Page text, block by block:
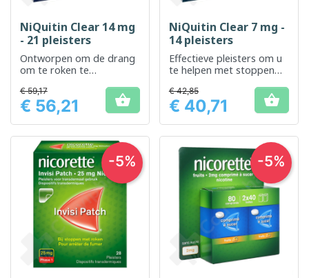
NiQuitin Clear 14 mg
- 21 pleisters
Ontworpen om de drang
om te roken te
stoppen met roken te
ondersteunen
Prijs
€ 59,17
€ 56,21 
NiQuitin Clear 7 mg -
14 pleisters
Effectieve pleisters om u
te helpen met stoppen
Prijs
€ 42,85
€ 40,71 
-5% -5%